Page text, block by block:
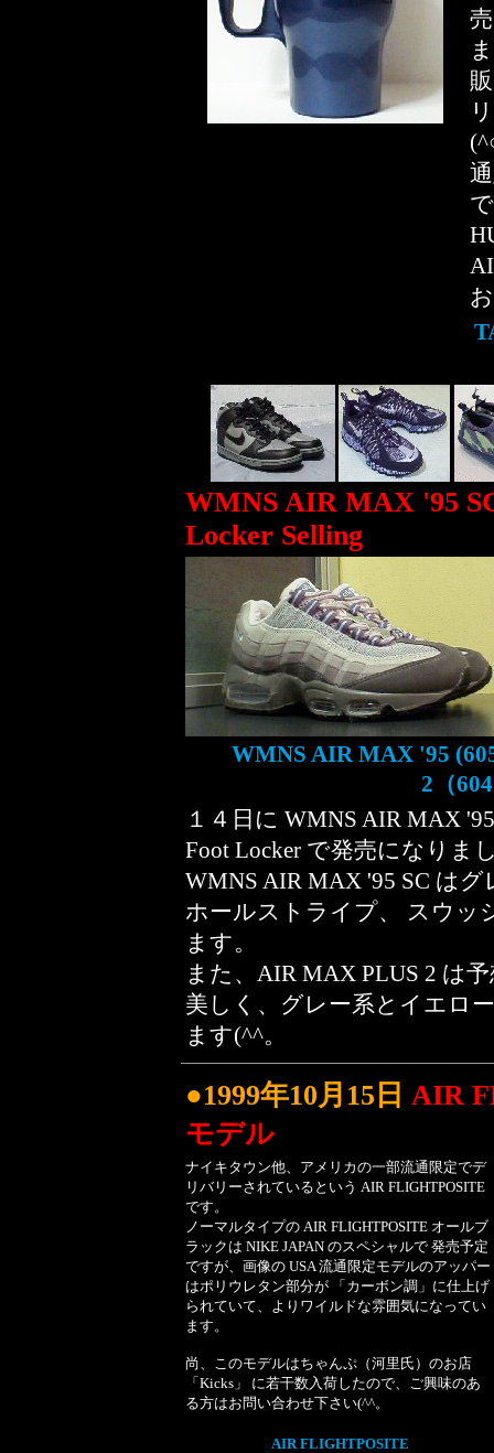
WMNS AIR MAX '95
Locker Selling
WMNS AIR MAX '95
2（
１４日に WMNS AIR MAX
Foot Locker で発売になりま
WMNS AIR MAX '95 SC は
ホールストライプ、 スウッ
ます。
また、AIR MAX PLUS 2 は
美しく、グレー系とイエロ
ます(^^。
●1999年10月15日 AIR
モデル
ナイキタウン他、アメリカの一部流通限定でデ
リバリーされているという AIR FLIGHTPOSITE
です。
ノーマルタイプの AIR FLIGHTPOSITE オールブ
ラックは NIKE JAPAN のスペシャルで 発売予定
ですが、画像の USA 流通限定モデルのアッパー
はポリウレタン部分が 「カーボン調」に仕上げ
られていて、よりワイルドな雰囲気になってい
ます。
尚、このモデルはちゃんぷ（河里氏）のお店
「Kicks」
に若干数入荷したので、ご興味のあ
る方はお問い合わせ下さい(^^。
AIR FLIGHTPOSITE